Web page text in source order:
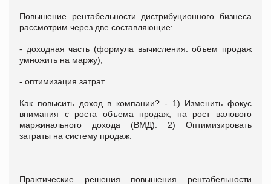
Повышение рентабельности дистрибуционного бизнеса
рассмотрим через две составляющие:
- доходная часть (формула вычисления: объем продаж
умножить на маржу);
- оптимизация затрат.
Как повысить доход в компании? - 1) Изменить фокус
внимания с роста объема продаж, на рост валового
маржинального дохода (ВМД). 2) Оптимизировать
затраты на систему продаж.
Практические решения повышения рентабельности